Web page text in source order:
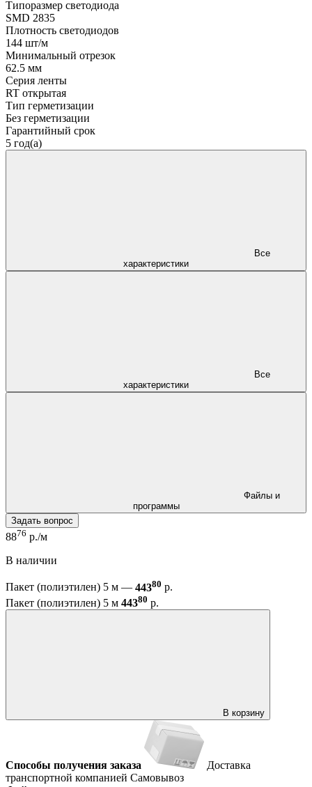
Типоразмер светодиода
SMD 2835
Плотность светодиодов
144 шт/м
Минимальный отрезок
62.5 мм
Серия ленты
RT открытая
Тип герметизации
Без герметизации
Гарантийный срок
5 год(а)
характеристики
характеристики
программы
Задать вопрос
8876 р./м
В наличии
Пакет (полиэтилен) 5 м — 44380 р.
Пакет (полиэтилен) 5 м 44380 р.
В корзину
Способы получения заказа
Доставка
транспортной компанией Самовывоз